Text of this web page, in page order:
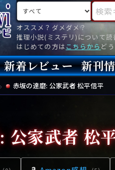
オススメ？ダメダメ？
推理小説(ミステリ)について
はじめての方は こちらから ど
検索対象 検索キ
お
そ
と
イ ウ エ
オ
シ ス セ
ソ
チ ツ テ
ト
ニ ヌ ネ
ノ
新着レビュー 新刊
新刊
文庫
新刊
今月
先月
先々
赤坂の達磨: 公家武者 松平信平
公家武者 松